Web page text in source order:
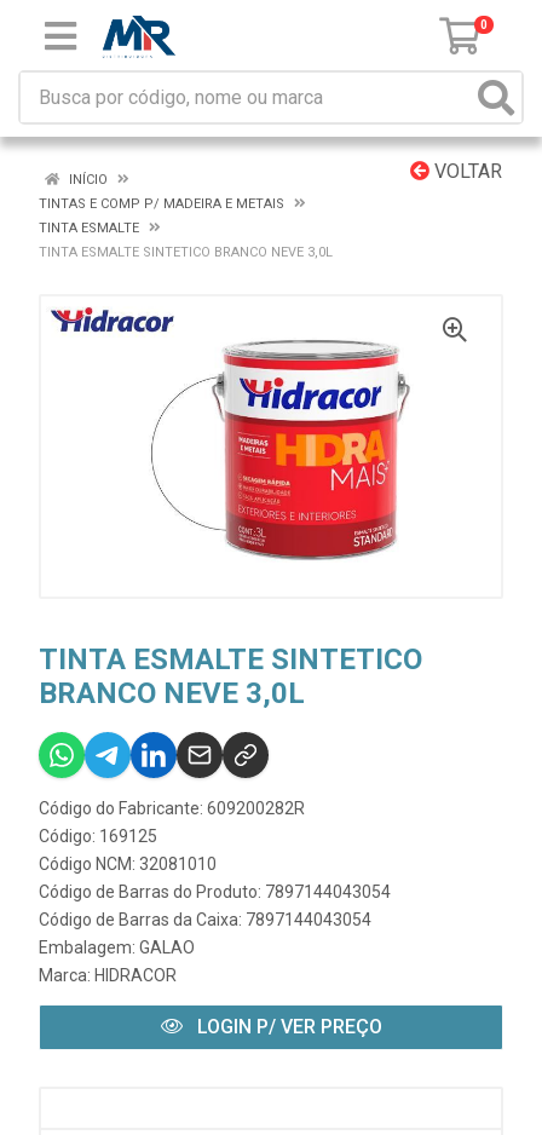
0
VOLTAR
INÍCIO
TINTAS E COMP P/ MADEIRA E METAIS
TINTA ESMALTE
TINTA ESMALTE SINTETICO BRANCO NEVE 3,0L
TINTA ESMALTE SINTETICO
BRANCO NEVE 3,0L
Código do Fabricante: 609200282R
Código: 169125
Código NCM: 32081010
Código de Barras do Produto: 7897144043054
Código de Barras da Caixa: 7897144043054
Embalagem: GALAO
Marca: HIDRACOR
LOGIN P/ VER PREÇO